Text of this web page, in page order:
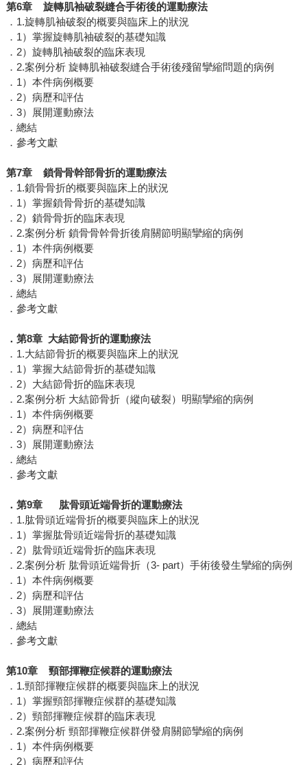
第6章 旋轉肌袖破裂縫合手術後的運動療法
．1.旋轉肌袖破裂的概要與臨床上的狀況
．1）掌握旋轉肌袖破裂的基礎知識
．2）旋轉肌袖破裂的臨床表現
．2.案例分析 旋轉肌袖破裂縫合手術後殘留攣縮問題的病例
．1）本件病例概要
．2）病歷和評估
．3）展開運動療法
．總結
．參考文獻
第7章 鎖骨骨幹部骨折的運動療法
．1.鎖骨骨折的概要與臨床上的狀況
．1）掌握鎖骨骨折的基礎知識
．2）鎖骨骨折的臨床表現
．2.案例分析 鎖骨骨幹骨折後肩關節明顯攣縮的病例
．1）本件病例概要
．2）病歷和評估
．3）展開運動療法
．總結
．參考文獻
．第8章 大結節骨折的運動療法
．1.大結節骨折的概要與臨床上的狀況
．1）掌握大結節骨折的基礎知識
．2）大結節骨折的臨床表現
．2.案例分析 大結節骨折（縱向破裂）明顯攣縮的病例
．1）本件病例概要
．2）病歷和評估
．3）展開運動療法
．總結
．參考文獻
．第9章 肱骨頭近端骨折的運動療法
．1.肱骨頭近端骨折的概要與臨床上的狀況
．1）掌握肱骨頭近端骨折的基礎知識
．2）肱骨頭近端骨折的臨床表現
．2.案例分析 肱骨頭近端骨折（3- part）手術後發生攣縮的病例
．1）本件病例概要
．2）病歷和評估
．3）展開運動療法
．總結
．參考文獻
第10章 頸部揮鞭症候群的運動療法
．1.頸部揮鞭症候群的概要與臨床上的狀況
．1）掌握頸部揮鞭症候群的基礎知識
．2）頸部揮鞭症候群的臨床表現
．2.案例分析 頸部揮鞭症候群併發肩關節攣縮的病例
．1）本件病例概要
．2）病歷和評估